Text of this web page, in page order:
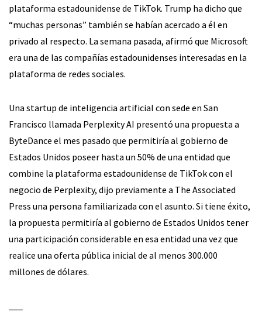
plataforma estadounidense de TikTok. Trump ha dicho que
“muchas personas” también se habían acercado a él en
privado al respecto. La semana pasada, afirmó que Microsoft
era una de las compañías estadounidenses interesadas en la
plataforma de redes sociales.
Una startup de inteligencia artificial con sede en San
Francisco llamada Perplexity AI presentó una propuesta a
ByteDance el mes pasado que permitiría al gobierno de
Estados Unidos poseer hasta un 50% de una entidad que
combine la plataforma estadounidense de TikTok con el
negocio de Perplexity, dijo previamente a The Associated
Press una persona familiarizada con el asunto. Si tiene éxito,
la propuesta permitiría al gobierno de Estados Unidos tener
una participación considerable en esa entidad una vez que
realice una oferta pública inicial de al menos 300.000
millones de dólares.